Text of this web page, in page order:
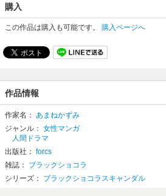
購入
この作品は購入も可能です。 購入ページへ
作品情報
作家名： あまねかずみ
ジャンル： 女性マンガ
人間ドラマ
出版社： forcs
雑誌： ブラックショコラ
シリーズ： ブラックショコラスキャンダル